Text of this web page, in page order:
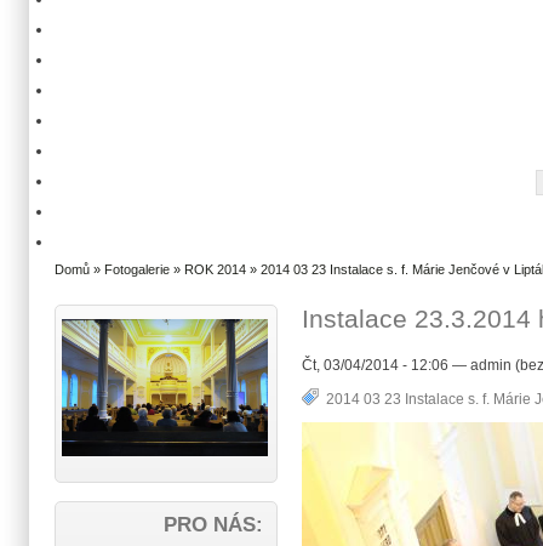
Domů » Fotogalerie » ROK 2014 » 2014 03 23 Instalace s. f. Márie Jenčové v
Instalace 23.3.2014
Čt, 03/04/2014 - 12:06 — admin
2014 03 23 Instalace s. f. Márie
PRO NÁS: